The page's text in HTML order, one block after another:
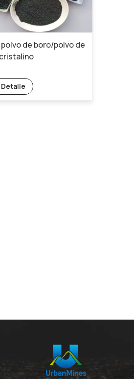
polvo de boro/polvo de
Detalle